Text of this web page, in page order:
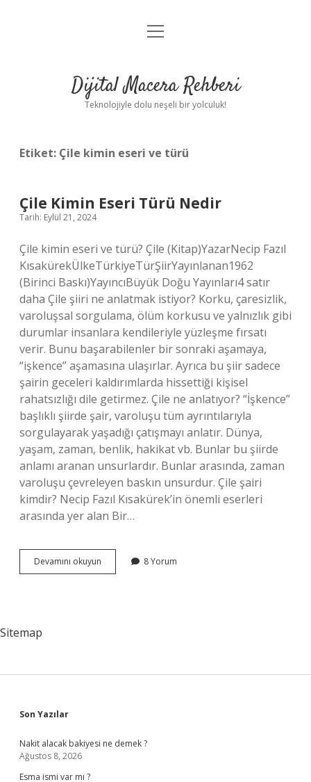
Anasayfa
Yasal Uyarı
menüyü
Dijital Macera Rehberi
Teknolojiyle dolu neşeli bir yolculuk!
Etiket: Çile kimin eseri ve türü
Çile Kimin Eseri Türü Nedir
Tarih: Eylül 21, 2024
Çile kimin eseri ve türü? Çile (Kitap)YazarNecip Fazıl
KısakürekÜlkeTürkiyeTürŞiirYayınlanan1962
(Birinci Baskı)YayıncıBüyük Doğu Yayınları4 satır
daha Çile şiiri ne anlatmak istiyor? Korku, çaresizlik,
varoluşsal sorgulama, ölüm korkusu ve yalnızlık gibi
durumlar insanlara kendileriyle yüzleşme fırsatı
verir. Bunu başarabilenler bir sonraki aşamaya,
“işkence” aşamasına ulaşırlar. Ayrıca bu şiir sadece
şairin geceleri kaldırımlarda hissettiği kişisel
rahatsızlığı dile getirmez. Çile ne anlatıyor? “İşkence”
başlıklı şiirde şair, varoluşu tüm ayrıntılarıyla
sorgulayarak yaşadığı çatışmayı anlatır. Dünya,
yaşam, zaman, benlik, hakikat vb. Bunlar bu şiirde
anlamı aranan unsurlardır. Bunlar arasında, zaman
varoluşu çevreleyen baskın unsurdur. Çile şairi
kimdir? Necip Fazıl Kısakürek’in önemli eserleri
arasında yer alan Bir…
Devamını okuyun
Kimin
8 Yorum
Sitemap
Sidebar
Son Yazılar
Nakit alacak bakiyesi ne demek ?
Ağustos 8, 2026
Esma ismi var mı ?